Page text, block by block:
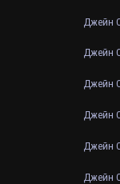
Джейн
Джейн
Джейн
Джейн
Джейн
Джейн